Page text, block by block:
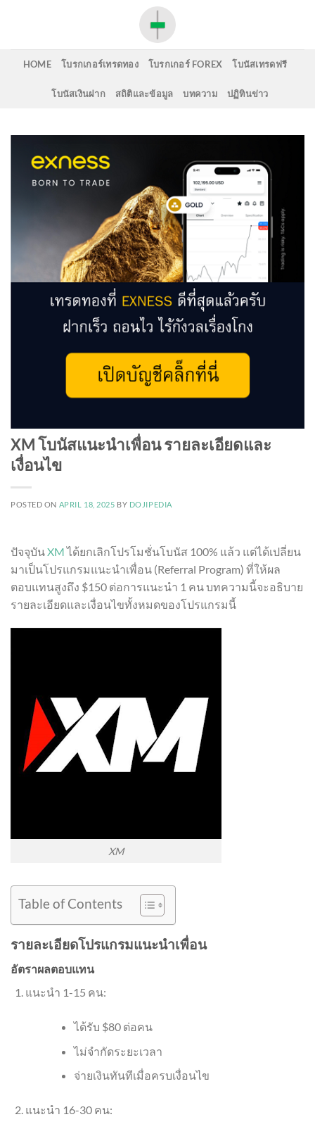
HOME โบรกเกอร์เทรดทอง โบรกเกอร์ FOREX โบนัสเทรดฟรี
โบนัสเงินฝาก สถิติและข้อมูล บทความ ปฏิทินข่าว
XM โบนัสแนะนำเพื่อน รายละเอียดและ
เงื่อนไข
POSTED ON APRIL 18, 2025 BY DOJIPEDIA
ปัจจุบันXMได้ยกเลิกโปรโมชั่นโบนัส 100% แล้ว แต่ได้เปลี่ยน
มาเป็นโปรแกรมแนะนำเพื่อน (Referral Program) ที่ให้ผล
ตอบแทนสูงถึง $150 ต่อการแนะนำ 1 คน บทความนี้จะอธิบาย
รายละเอียดและเงื่อนไขทั้งหมดของโปรแกรมนี้
XM
Table of Contents
รายละเอียดโปรแกรมแนะนำเพื่อน
อัตราผลตอบแทน
แนะนำ 1-15 คน:
ได้รับ $80 ต่อคน
ไม่จำกัดระยะเวลา
จ่ายเงินทันทีเมื่อครบเงื่อนไข
แนะนำ 16-30 คน: